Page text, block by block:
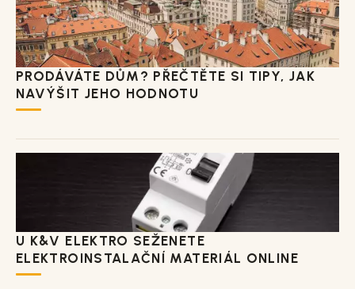
PRODÁVÁTE DŮM? PŘEČTĚTE SI TIPY, JAK
NAVÝŠIT JEHO HODNOTU
U K&V ELEKTRO SEŽENETE
ELEKTROINSTALAČNÍ MATERIÁL ONLINE